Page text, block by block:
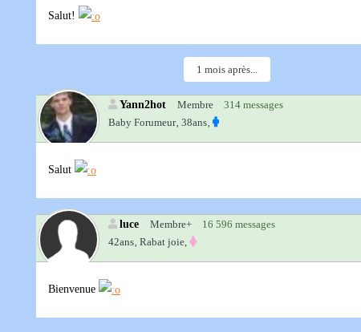
Salut!
1 mois après...
Yann2hot Membre
314 messages
Baby Forumeur‚ 38ans‚
Salut
luce Membre+
16 596 messages
42ans‚ Rabat joie,
Bienvenue